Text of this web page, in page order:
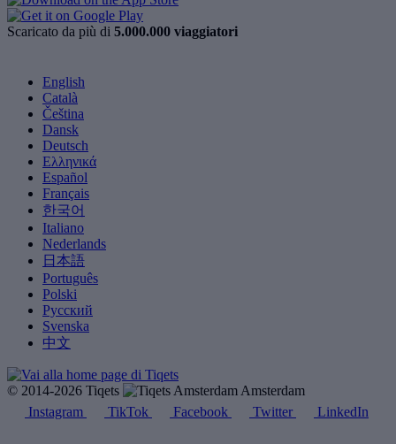
Scaricato da più di 5.000.000 viaggiatori
English
Català
Čeština
Dansk
Deutsch
Ελληνικά
Español
Français
한국어
Italiano
Nederlands
日本語
Português
Polski
Русский
Svenska
中文
© 2014-2026 Tiqets
Amsterdam
Instagram
TikTok Facebook Twitter LinkedIn